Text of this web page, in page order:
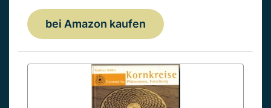
bei Amazon kaufen